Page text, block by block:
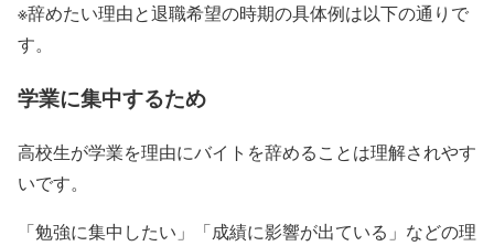
※辞めたい理由と退職希望の時期の具体例は以下の通りで
す。
学業に集中するため
高校生が学業を理由にバイトを辞めることは理解されやす
いです。
「勉強に集中したい」「成績に影響が出ている」などの理